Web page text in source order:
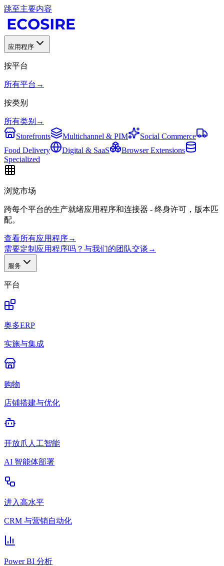
跳至主要内容
应用程序
按平台
所有平台 →
按类别
所有类别 →
Storefronts
Multichannel & PIM
Social Commerce
Food Delivery
Digital & SaaS
Browser Extensions
Specialized
浏览市场
跨每个平台的生产就绪应用程序和连接器 - 终身许可，版本匹
配。
查看所有应用程序→
需要定制应用程序吗？与我们的团队交谈 →
服务
平台
奥多ERP
实施与集成
购物
店铺搭建与优化
开放爪人工智能
AI 智能体部署
进入高水平
CRM 与营销自动化
Power BI 分析